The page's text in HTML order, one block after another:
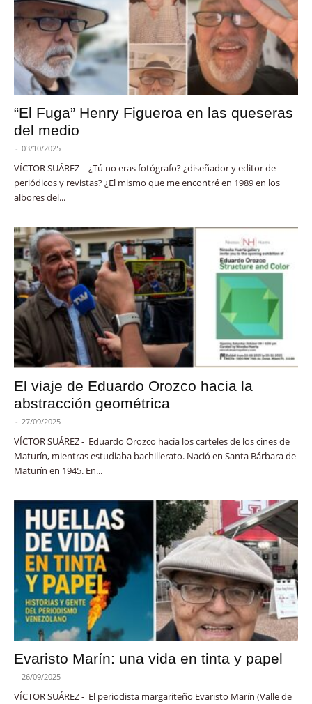
“El Fuga” Henry Figueroa en las queseras
del medio
- 03/10/2025
VÍCTOR SUÁREZ - ¿Tú no eras fotógrafo? ¿diseñador y editor de
periódicos y revistas? ¿El mismo que me encontré en 1989 en los
albores del...
El viaje de Eduardo Orozco hacia la
abstracción geométrica
- 27/09/2025
VÍCTOR SUÁREZ - Eduardo Orozco hacía los carteles de los cines de
Maturín, mientras estudiaba bachillerato. Nació en Santa Bárbara de
Maturín en 1945. En...
Evaristo Marín: una vida en tinta y papel
- 26/09/2025
VÍCTOR SUÁREZ - El periodista margariteño Evaristo Marín (Valle de